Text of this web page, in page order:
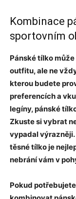
Kombinace
sportovním
Pánské tílko
outfitu, ale ne
kterou budete
preferencích a
legíny, pánské
Zkuste si vybrat
vypadal
těsné tílko je
nebrání vám v
Pokud